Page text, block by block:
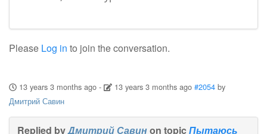
Please Log in to join the conversation.
13 years 3 months ago- 13 years 3 months ago #2054 by
Дмитрий Савин
Replied byДмитрий Савинon topic Пытаюсь